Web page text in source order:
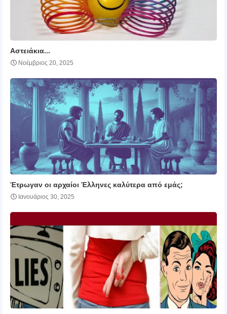
Αστειάκια...
Νοέμβριος 20, 2025
Έτρωγαν οι αρχαίοι Έλληνες καλύτερα από εμάς;
Ιανουάριος 30, 2025